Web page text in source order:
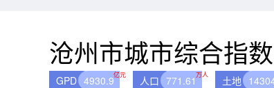
沧州市城市综合指数
GPD 4930.9亿元 人口 771.61万人 土地